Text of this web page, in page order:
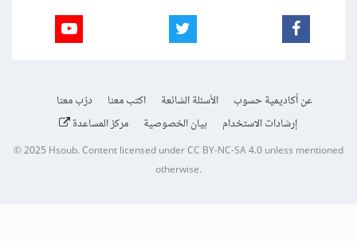
عن أكاديمية حسوب الأسئلة الشائعة اكتب معنا
درّب معنا
إرشادات الاستخدام
بيان الخصوصية مركز المساعدة
© 2025 Hsoub.Content licensed underCC BY-NC-SA 4.0unless mentioned
otherwise.